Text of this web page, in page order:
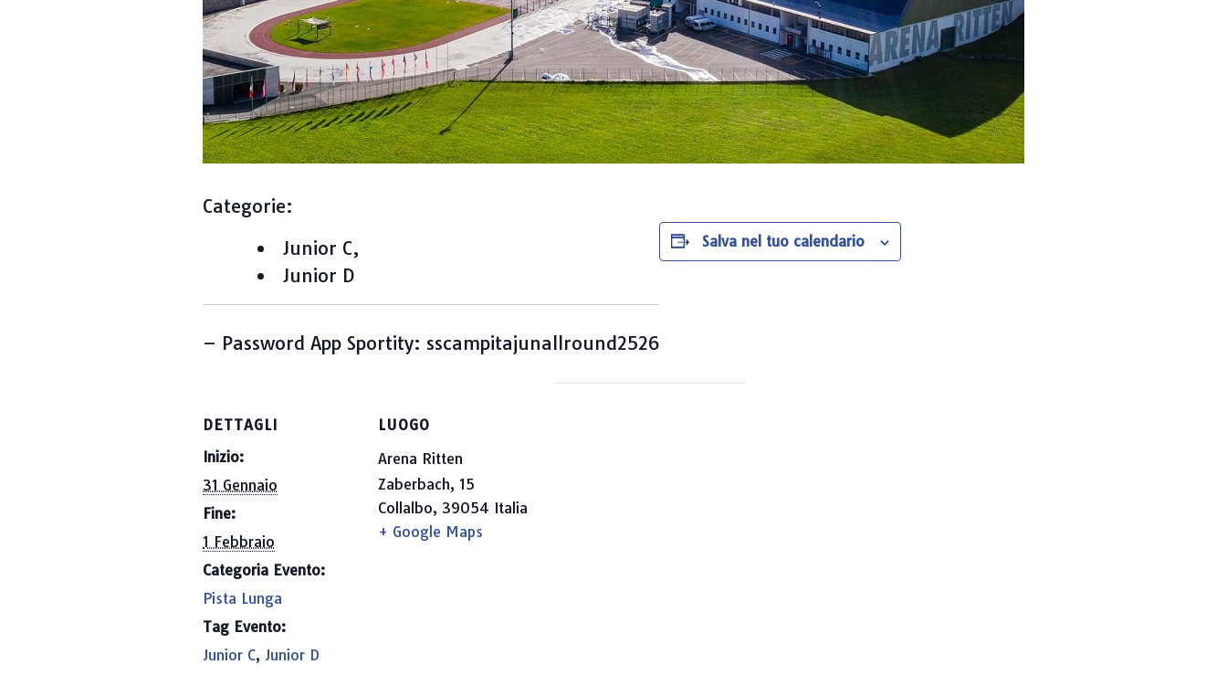
Categorie:
Junior C,
Junior D
– Password App Sportity: sscampitajunallround2526
Salva nel tuo calendario
DETTAGLI
Inizio:
31 Gennaio
Fine:
1 Febbraio
Categoria Evento:
Pista Lunga
Tag Evento:
Junior C, Junior D
LUOGO
Arena Ritten
Zaberbach, 15
Collalbo, 39054 Italia
+ Google Maps